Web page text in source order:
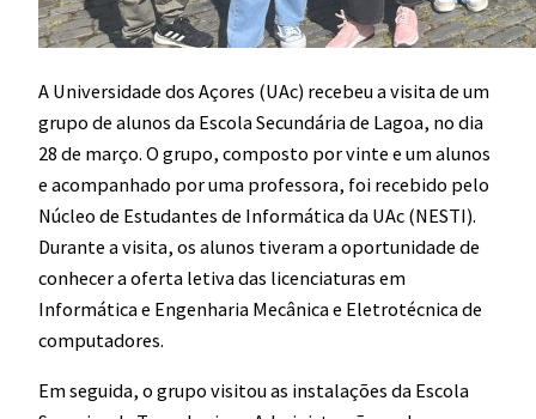
A Universidade dos Açores (UAc) recebeu a visita de um
grupo de alunos da Escola Secundária de Lagoa, no dia
28 de março. O grupo, composto por vinte e um alunos
e acompanhado por uma professora, foi recebido pelo
Núcleo de Estudantes de Informática da UAc (NESTI).
Durante a visita, os alunos tiveram a oportunidade de
conhecer a oferta letiva das licenciaturas em
Informática e Engenharia Mecânica e Eletrotécnica de
computadores.
Em seguida, o grupo visitou as instalações da Escola